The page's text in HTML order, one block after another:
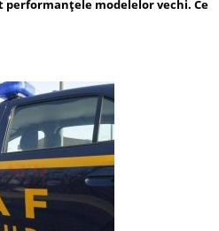
modelelor vechi. Ce